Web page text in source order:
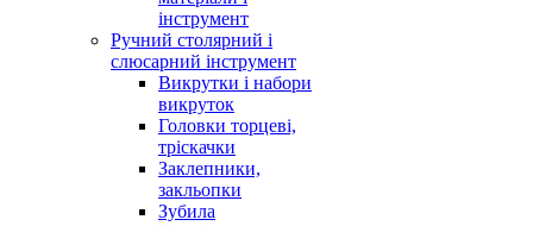
інструмент
Ручний столярний і
слюсарний інструмент
Викрутки і набори
викруток
Головки торцеві,
тріскачки
Заклепники,
закльопки
Зубила